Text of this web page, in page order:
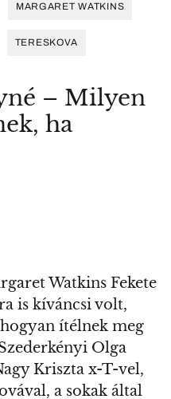
MARGARET WATKINS
TERESKOVA
– Milyen
ha
Watkins Fekete
is kíváncsi volt,
hogyan ítélnek meg
Olga
Kriszta x-T-vel,
a sokak által